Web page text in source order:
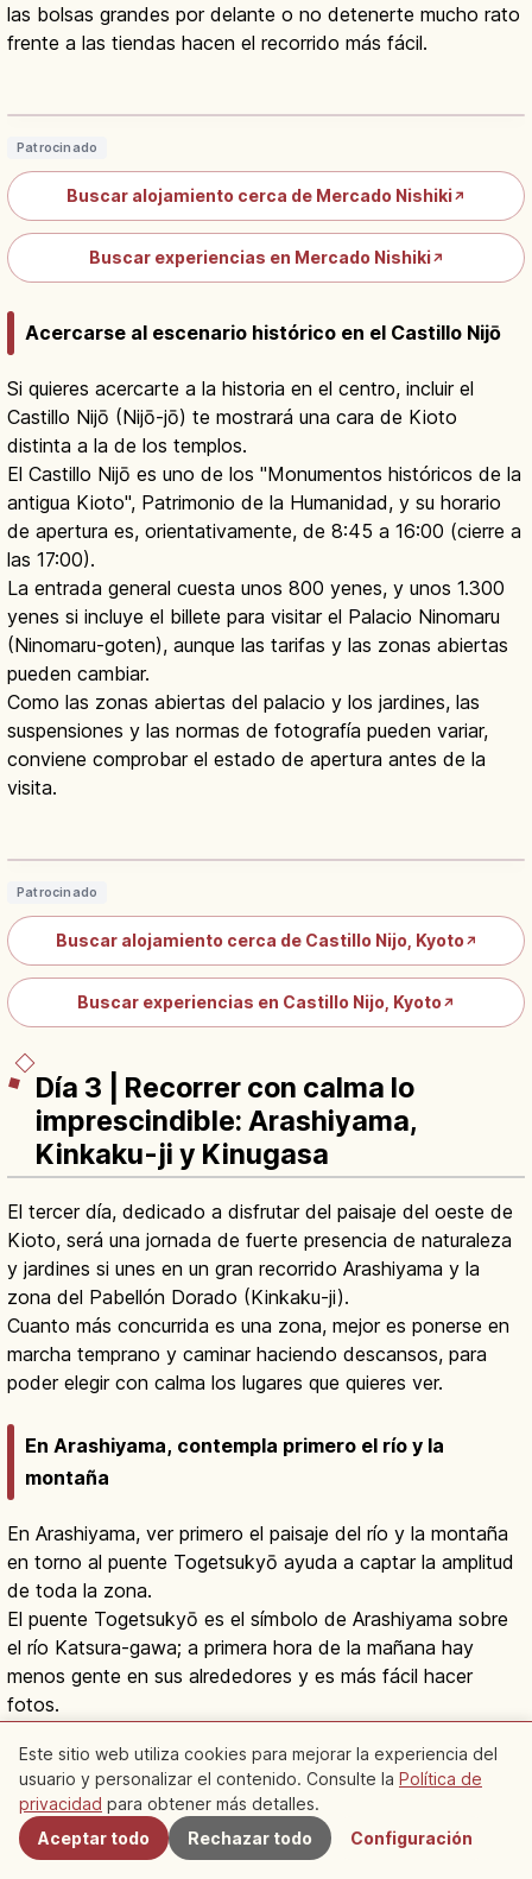
las bolsas grandes por delante o no detenerte mucho rato
frente a las tiendas hacen el recorrido más fácil.
Patrocinado
Buscar alojamiento cerca de Mercado Nishiki↗
Buscar experiencias en Mercado Nishiki↗
Acercarse al escenario histórico en el Castillo Nijō
Si quieres acercarte a la historia en el centro, incluir el
Castillo Nijō (Nijō-jō) te mostrará una cara de Kioto
distinta a la de los templos.
El Castillo Nijō es uno de los "Monumentos históricos de la
antigua Kioto", Patrimonio de la Humanidad, y su horario
de apertura es, orientativamente, de 8:45 a 16:00 (cierre a
las 17:00).
La entrada general cuesta unos 800 yenes, y unos 1.300
yenes si incluye el billete para visitar el Palacio Ninomaru
(Ninomaru-goten), aunque las tarifas y las zonas abiertas
pueden cambiar.
Como las zonas abiertas del palacio y los jardines, las
suspensiones y las normas de fotografía pueden variar,
conviene comprobar el estado de apertura antes de la
visita.
Patrocinado
Buscar alojamiento cerca de Castillo Nijo, Kyoto ↗
Buscar experiencias en Castillo Nijo, Kyoto ↗
Día 3 | Recorrer con calma lo
imprescindible: Arashiyama,
Kinkaku-ji y Kinugasa
El tercer día, dedicado a disfrutar del paisaje del oeste de
Kioto, será una jornada de fuerte presencia de naturaleza
y jardines si unes en un gran recorrido Arashiyama y la
zona del Pabellón Dorado (Kinkaku-ji).
Cuanto más concurrida es una zona, mejor es ponerse en
marcha temprano y caminar haciendo descansos, para
poder elegir con calma los lugares que quieres ver.
En Arashiyama, contempla primero el río y la
montaña
En Arashiyama, ver primero el paisaje del río y la montaña
en torno al puente Togetsukyō ayuda a captar la amplitud
de toda la zona.
El puente Togetsukyō es el símbolo de Arashiyama sobre
el río Katsura-gawa; a primera hora de la mañana hay
menos gente en sus alrededores y es más fácil hacer
fotos.
Puente Togetsukyo en Arashiyama:
símbolo de Kioto y cerezos
Leer artículo→
Patrocinado
Buscar alojamiento cerca de Puente Togetsukyo
Cercanos
Este sitio web utiliza cookies para mejorar la experiencia del
usuario y personalizar el contenido. Consulte la Política de
privacidad para obtener más detalles.
Aceptar todo
Rechazar todo Configuración